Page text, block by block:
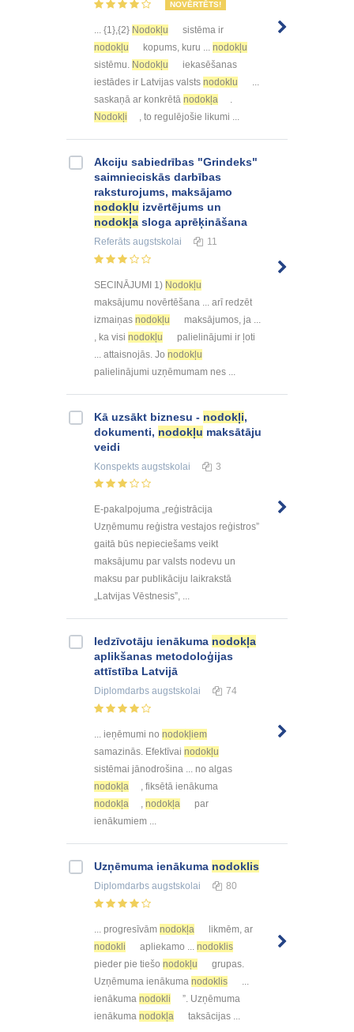
NOVĒRTĒTS!
... {1},{2} Nodokļu
sistēma ir
nodokļu
kopums, kuru ... nodokļu
sistēmu. Nodokļu
iekasēšanas
iestādes ir Latvijas valsts nodoklu
saskaņā ar konkrētā nodokļa
Nodokļi
, to regulējošie likumi ...
Akciju sabiedrības "Grindeks"
saimnieciskās darbības
raksturojums, maksājamo
nodokļu izvērtējums un
nodokļa sloga aprēķināšana
Referāts augstskolai 11
SECINĀJUMI 1) Nodokļu
maksājumu novērtēšana ... arī redzēt
izmaiņas nodokļu
maksājumos, ja ...
, ka visi nodokļu
palielinājumi ir ļoti
... attaisnojās. Jo nodokļu
palielinājumi uzņēmumam nes ...
Kā uzsākt biznesu - nodokļi,
dokumenti, nodokļu maksātāju
veidi
Konspekts augstskolai 3
E-pakalpojuma „reģistrācija
Uzņēmumu reģistra vestajos reģistros”
gaitā būs nepieciešams veikt
maksājumu par valsts nodevu un
maksu par publikāciju laikrakstā
„Latvijas Vēstnesis”, ...
Iedzīvotāju ienākuma nodokļa
aplikšanas metodoloģijas
attīstība Latvijā
Diplomdarbs augstskolai 74
... ieņēmumi no nodokļiem
samazinās. Efektīvai nodokļu
sistēmai jānodrošina ... no algas
nodokļa
, fiksētā ienākuma
nodokļa
, nodokļa
par
ienākumiem ...
Uzņēmuma ienākuma nodoklis
Diplomdarbs augstskolai 80
... progresīvām nodokļa
likmēm, ar
nodokli
apliekamo ... nodoklis
pieder pie tiešo nodokļu
grupas.
Uzņēmuma ienākuma nodoklis
...
ienākuma nodokli
”. Uzņēmuma
ienākuma nodokļa taksācijas ...